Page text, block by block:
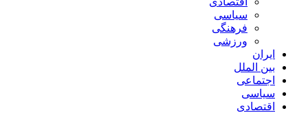
سیاسی
فرهنگی
ورزشی
ایران
بین الملل
اجتماعی
سیاسی
اقتصادی